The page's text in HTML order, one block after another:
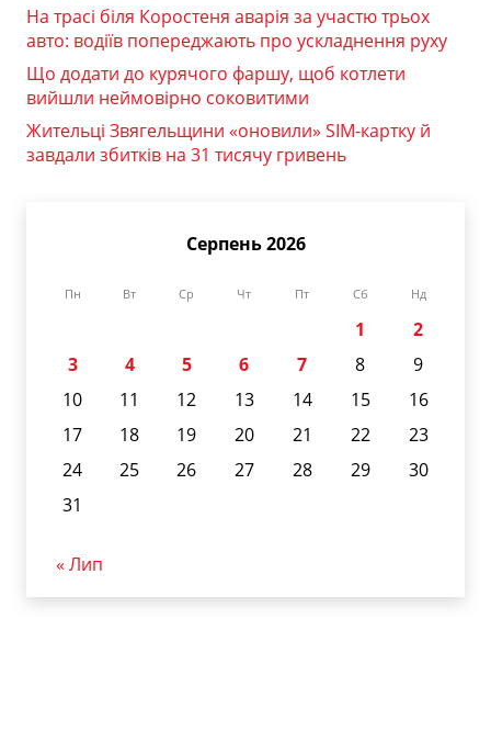
На трасі біля Коростеня аварія за участю трьох
авто: водіїв попереджають про ускладнення руху
Що додати до курячого фаршу, щоб котлети
вийшли неймовірно соковитими
Жительці Звягельщини «оновили» SIM-картку й
завдали збитків на 31 тисячу гривень
Серпень 2026
Пн Вт Ср Чт Пт Сб Нд
1
2
3
4 5 6 7 8
9
10
11 12 13 14 15
16
17
18 19 20 21 22
23
24
25 26 27 28 29
30
31
« Лип